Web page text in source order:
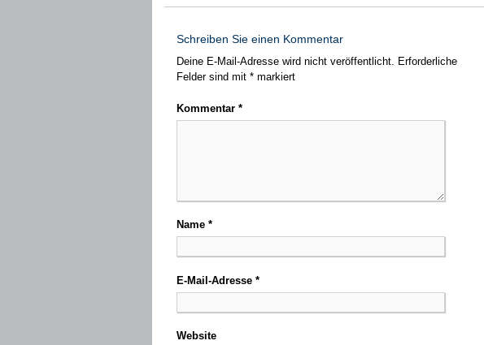
Schreiben Sie einen Kommentar
Deine E-Mail-Adresse wird nicht veröffentlicht. Erforderliche
Felder sind mit * markiert
Kommentar *
Name *
E-Mail-Adresse *
Website